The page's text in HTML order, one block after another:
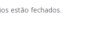
estão fechados.